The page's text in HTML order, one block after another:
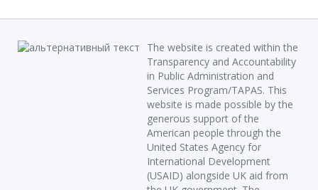
The website is created within the
Transparency and Accountability
in Public Administration and
Services Program/TAPAS. This
website is made possible by the
generous support of the
American people through the
United States Agency for
International Development
(USAID) alongside UK aid from